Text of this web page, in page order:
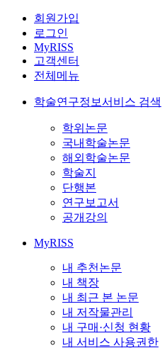
회원가입
로그인
MyRISS
고객센터
전체메뉴
학술연구정보서비스 검색
학위논문
국내학술논문
해외학술논문
학술지
단행본
연구보고서
공개강의
MyRISS
내 추천논문
내 책장
내 최근 본 논문
내 저작물관리
내 구매·신청 현황
내 서비스 사용권한